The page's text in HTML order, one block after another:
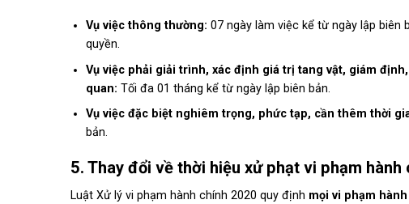
Vụ việc thông thường: 07 ngày làm việc kể từ ngày lập biên
quyền.
Vụ việc phải giải trình, xác định giá trị tang vật, giám
quan: Tối đa 01 tháng kể từ ngày lập biên bản.
Vụ việc đặc biệt nghiêm trọng, phức tạp, cần thêm thời
bản.
5. Thay đổi về thời hiệu xử phạt vi phạm
Luật Xử lý vi phạm hành chính 2020 quy định mọi vi phạm